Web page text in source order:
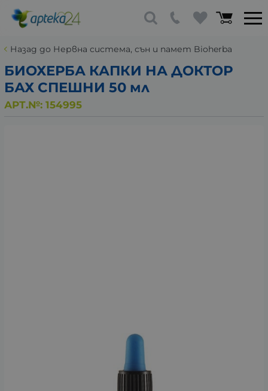
Назад до Нервна система, сън и памет Bioherba
БИОХЕРБА КАПКИ НА ДОКТОР
БАХ СПЕШНИ 50 мл
АРТ.№: 154995